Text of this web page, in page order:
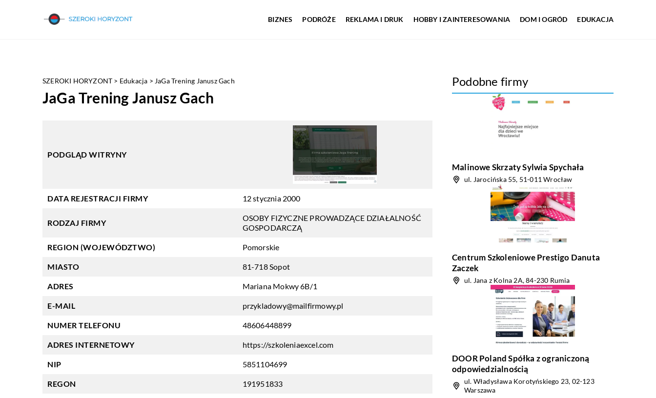
BIZNES PODRÓŻE REKLAMA I DRUK HOBBY I ZAINTERESOWANIA DOM I OGRÓD EDUKACJA
SZEROKI HORYZONT > Edukacja > JaGa Trening Janusz Gach
JaGa Trening Janusz Gach
PODGLĄD WITRYNY
DATA REJESTRACJI FIRMY 12 stycznia 2000
RODZAJ FIRMY
OSOBY FIZYCZNE PROWADZĄCE DZIAŁALNOŚĆ
GOSPODARCZĄ
REGION (WOJEWÓDZTWO) Pomorskie
MIASTO 81-718 Sopot
ADRES Mariana Mokwy 6B/1
E-MAIL przykladowy@mailfirmowy.pl
NUMER TELEFONU 48606448899
ADRES INTERNETOWY https://szkoleniaexcel.com
NIP 5851104699
REGON 191951833
Podobne firmy
Malinowe Skrzaty Sylwia Spychała
ul. Jarocińska 55, 51-011 Wrocław
Centrum Szkoleniowe Prestigo Danuta
Zaczek
ul. Jana z Kolna 2A, 84-230 Rumia
DOOR Poland Spółka z ograniczoną
odpowiedzialnością
ul. Władysława Korotyńskiego 23, 02-123
Warszawa